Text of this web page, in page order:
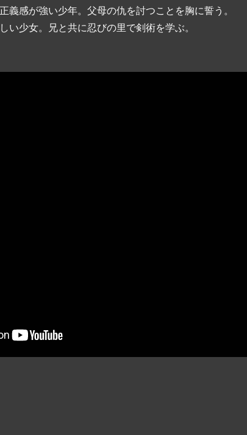
義感が強い少年。父母の仇を討つことを胸に誓う。
い少女。兄と共に忍びの里で剣術を学ぶ。